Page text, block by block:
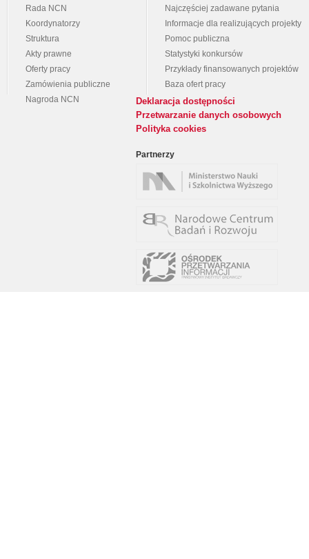
Rada NCN
Koordynatorzy
Struktura
Akty prawne
Oferty pracy
Zamówienia publiczne
Nagroda NCN
Najczęściej zadawane pytania
Informacje dla realizujących projekty
Pomoc publiczna
Statystyki konkursów
Przykłady finansowanych projektów
Baza ofert pracy
Deklaracja dostępności
Przetwarzanie danych osobowych
Polityka cookies
Partnerzy